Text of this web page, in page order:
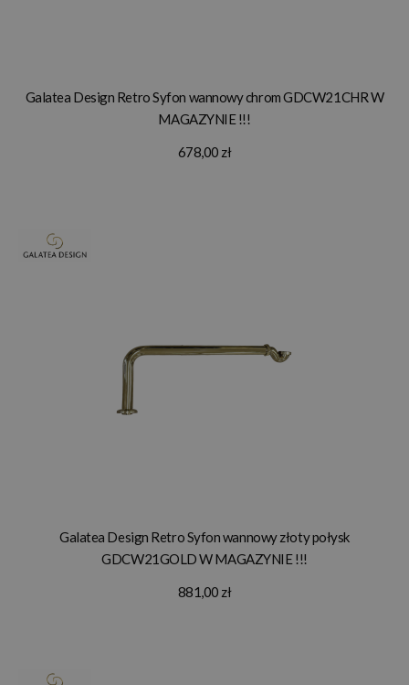
Galatea Design Retro Syfon wannowy chrom GDCW21CHR W
MAGAZYNIE !!!
678,00 zł
Galatea Design Retro Syfon wannowy złoty połysk
GDCW21GOLD W MAGAZYNIE !!!
881,00 zł